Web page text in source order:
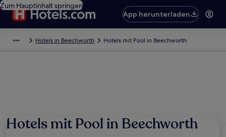
Zum Hauptinhalt springen
App herunterladen
Hotels in Beechworth Hotels mit Pool in Beechworth
Hotels mit Pool in Beechworth